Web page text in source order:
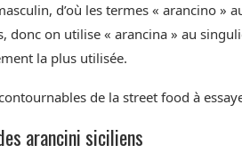
d’où les termes « arancino »
donc on utilise « arancina » au
la plus utilisée.
de la street food à
arancini siciliens